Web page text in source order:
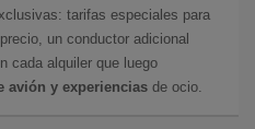
tarifas especiales para
un conductor adicional
cada alquiler que luego
avión y experiencias de ocio.